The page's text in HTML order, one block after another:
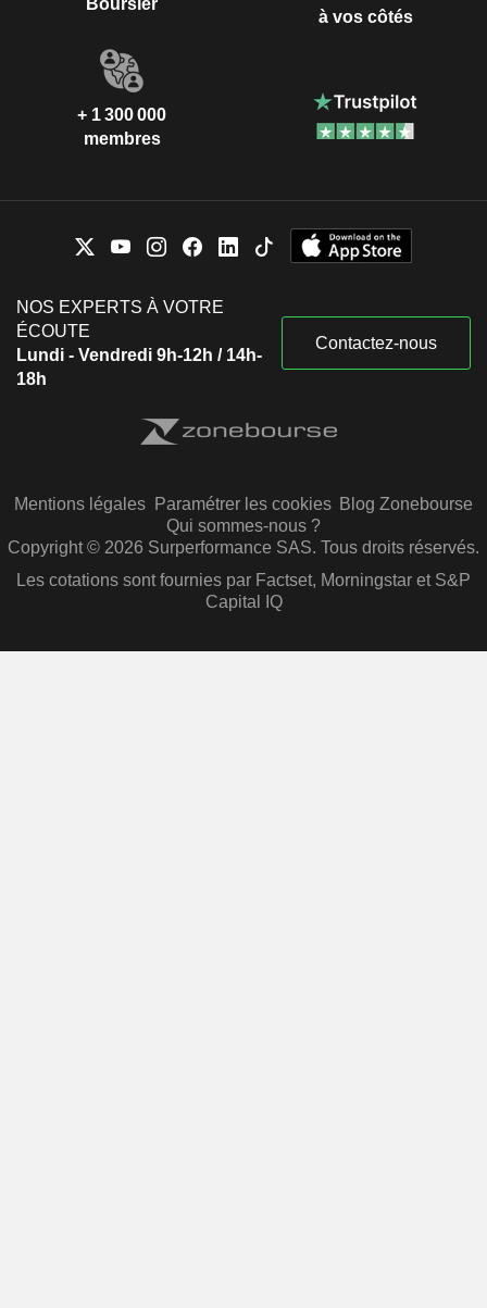
à vos côtés
+ 1 300 000
membres
NOS EXPERTS À VOTRE
ÉCOUTE
Lundi - Vendredi 9h-12h / 14h-
18h
Contactez-nous
Mentions légales Paramétrer les cookies Blog Zonebourse
Qui sommes-nous ?
Copyright © 2026 Surperformance SAS. Tous droits réservés.
Les cotations sont fournies par Factset, Morningstar et S&P
Capital IQ